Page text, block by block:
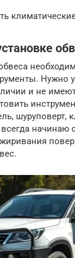
Нужно
и не
шуруповерт,
начинаю